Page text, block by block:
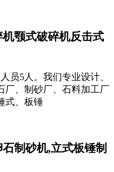
颚式破碎机反击式
员5人。我们专业设计、
厂、制砂厂、石料加工厂
式、板锤
制砂机,立式板锤制